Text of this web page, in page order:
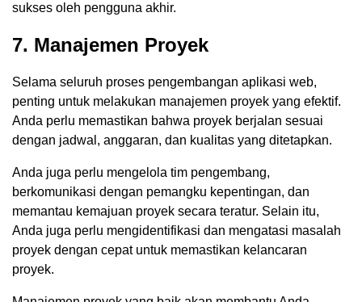
sukses oleh pengguna akhir.
7. Manajemen Proyek
Selama seluruh proses pengembangan aplikasi web,
penting untuk melakukan manajemen proyek yang efektif.
Anda perlu memastikan bahwa proyek berjalan sesuai
dengan jadwal, anggaran, dan kualitas yang ditetapkan.
Anda juga perlu mengelola tim pengembang,
berkomunikasi dengan pemangku kepentingan, dan
memantau kemajuan proyek secara teratur. Selain itu,
Anda juga perlu mengidentifikasi dan mengatasi masalah
proyek dengan cepat untuk memastikan kelancaran
proyek.